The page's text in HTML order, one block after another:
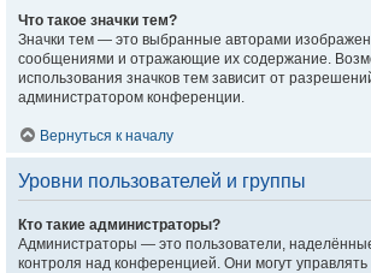
Что такое значки тем?
Значки тем — это выбранные авторами
сообщениями и отражающие их содержание.
использования значков тем зависит от
администратором конференции.
Вернуться к началу
Уровни пользователей и группы
Кто такие администраторы?
Администраторы — это пользователи,
контроля над конференцией. Они могут управлять